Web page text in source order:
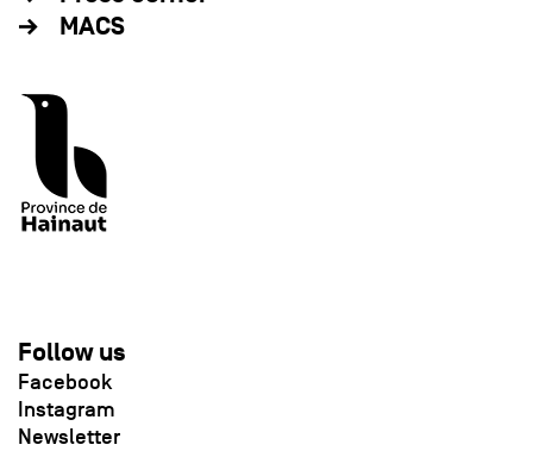
MACS
Follow us
Facebook
Instagram
Newsletter